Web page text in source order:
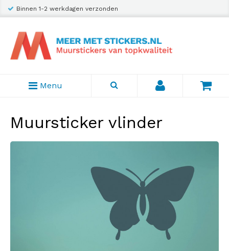
Binnen 1-2 werkdagen verzonden
Menu
Muursticker vlinder